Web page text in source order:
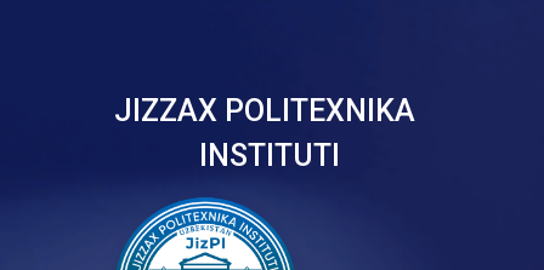
JIZZAX POLITEXNIKA
INSTITUTI